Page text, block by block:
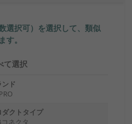
選択可）を選択して、類似
す。
て選択
ンド
ダクトタイプ
コネクタ